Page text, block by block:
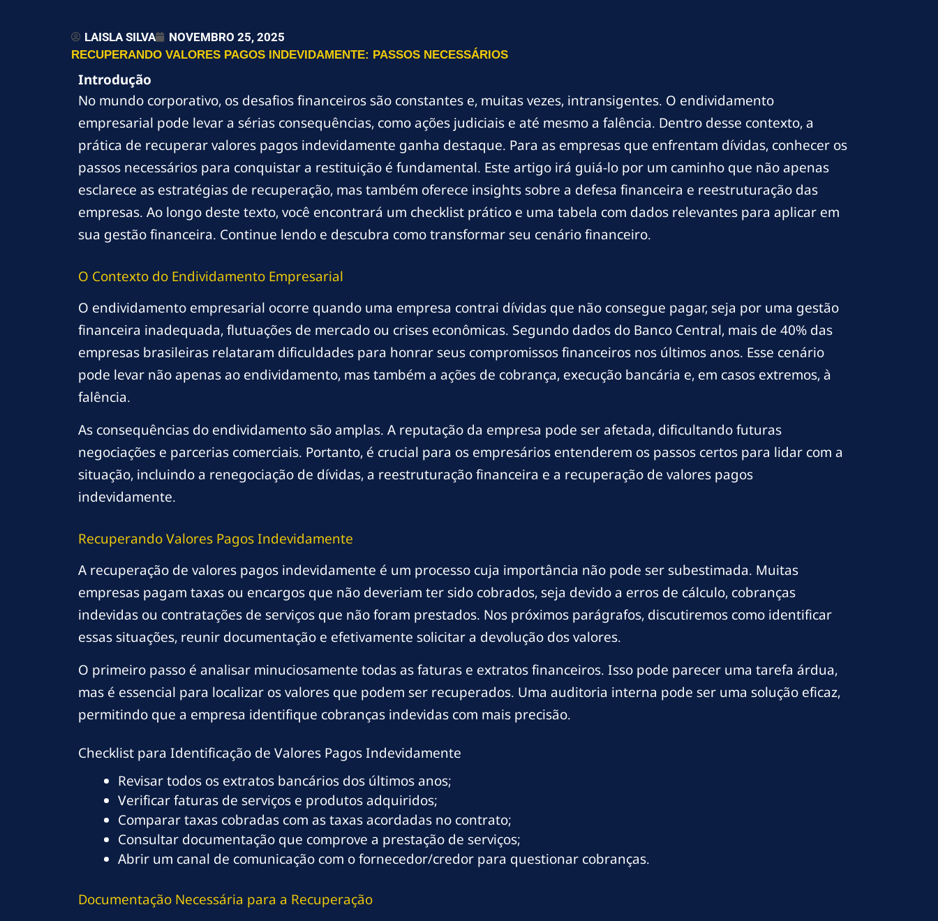
LAISLA SILVA NOVEMBRO 25, 2025
RECUPERANDO VALORES PAGOS INDEVIDAMENTE: PASSOS NECESSÁRIOS
Introdução
No mundo corporativo, os desafios financeiros são constantes e, muitas vezes, intransigentes. O endividamento
empresarial pode levar a sérias consequências, como ações judiciais e até mesmo a falência. Dentro desse contexto, a
prática de recuperar valores pagos indevidamente ganha destaque. Para as empresas que enfrentam dívidas, conhecer os
passos necessários para conquistar a restituição é fundamental. Este artigo irá guiá-lo por um caminho que não apenas
esclarece as estratégias de recuperação, mas também oferece insights sobre a defesa financeira e reestruturação das
empresas. Ao longo deste texto, você encontrará um checklist prático e uma tabela com dados relevantes para aplicar em
sua gestão financeira. Continue lendo e descubra como transformar seu cenário financeiro.
O Contexto do Endividamento Empresarial
O endividamento empresarial ocorre quando uma empresa contrai dívidas que não consegue pagar, seja por uma gestão
financeira inadequada, flutuações de mercado ou crises econômicas. Segundo dados do Banco Central, mais de 40% das
empresas brasileiras relataram dificuldades para honrar seus compromissos financeiros nos últimos anos. Esse cenário
pode levar não apenas ao endividamento, mas também a ações de cobrança, execução bancária e, em casos extremos, à
falência.
As consequências do endividamento são amplas. A reputação da empresa pode ser afetada, dificultando futuras
negociações e parcerias comerciais. Portanto, é crucial para os empresários entenderem os passos certos para lidar com a
situação, incluindo a renegociação de dívidas, a reestruturação financeira e a recuperação de valores pagos
indevidamente.
Recuperando Valores Pagos Indevidamente
A recuperação de valores pagos indevidamente é um processo cuja importância não pode ser subestimada. Muitas
empresas pagam taxas ou encargos que não deveriam ter sido cobrados, seja devido a erros de cálculo, cobranças
indevidas ou contratações de serviços que não foram prestados. Nos próximos parágrafos, discutiremos como identificar
essas situações, reunir documentação e efetivamente solicitar a devolução dos valores.
O primeiro passo é analisar minuciosamente todas as faturas e extratos financeiros. Isso pode parecer uma tarefa árdua,
mas é essencial para localizar os valores que podem ser recuperados. Uma auditoria interna pode ser uma solução eficaz,
permitindo que a empresa identifique cobranças indevidas com mais precisão.
Checklist para Identificação de Valores Pagos Indevidamente
Revisar todos os extratos bancários dos últimos anos;
Verificar faturas de serviços e produtos adquiridos;
Comparar taxas cobradas com as taxas acordadas no contrato;
Consultar documentação que comprove a prestação de serviços;
Abrir um canal de comunicação com o fornecedor/credor para questionar cobranças.
Documentação Necessária para a Recuperação